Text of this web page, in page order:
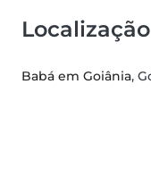
Localização
Babá em Goiânia,